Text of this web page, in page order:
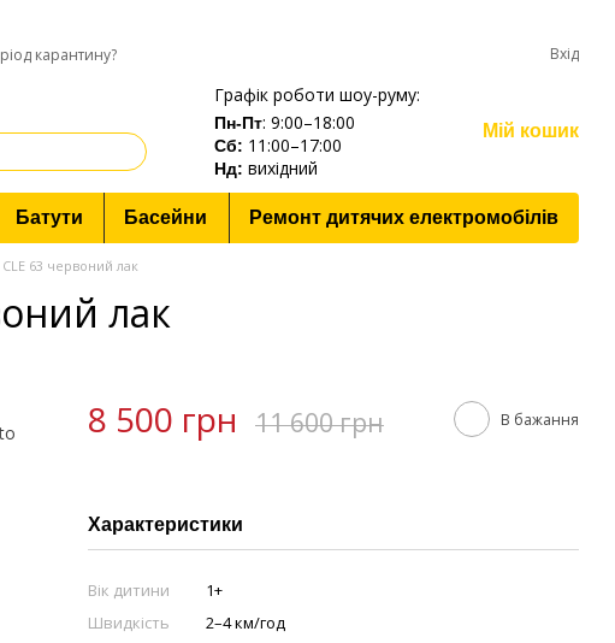
карантину? Вхід
Графік роботи шоу-руму:
Пн-Пт: 9:00–18:00
Cб: 11:00–17:00
Нд: вихідний
Мій кошик
Батути Басейни Ремонт дитячих електромобілів
63 червоний лак
лак
8 500 грн 11 600 грн В бажання
Характеристики
Вік дитини
1+
Швидкість
2–4 км/год